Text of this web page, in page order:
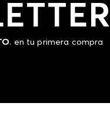
. en tu primera compra